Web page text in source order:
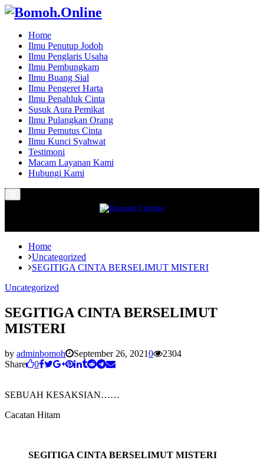
Home
Ilmu Penutup Jodoh
Ilmu Penglaris Usaha
Ilmu Pembungkam
Ilmu Buang Sial
Ilmu Pengeret Harta
Ilmu Penahluk Cinta
Susuk Aura Pemikat
Ilmu Pulangkan Orang
Ilmu Pemutus Cinta
Ilmu Kunci Syahwat
Testimoni
Macam Layanan Kami
Hubungi Kami
Menu
Home
Uncategorized
SEGITIGA CINTA BERSELIMUT MISTERI
Uncategorized
SEGITIGA CINTA BERSELIMUT
MISTERI
by adminbomoh September 26, 20210
2304
Share
0
SEBUAH KESAKSIAN……
Cacatan Hitam
SEGITIGA CINTA BERSELIMUT MISTERI